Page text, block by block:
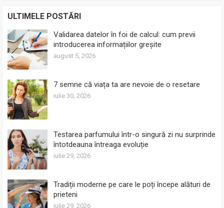
ULTIMELE POSTĂRI
Validarea datelor în foi de calcul: cum previi
introducerea informațiilor greșite
august 5, 2026
7 semne că viața ta are nevoie de o resetare
iulie 30, 2026
Testarea parfumului într-o singură zi nu surprinde
întotdeauna întreaga evoluție
iulie 29, 2026
Tradiții moderne pe care le poți începe alături de
prieteni
iulie 29, 2026